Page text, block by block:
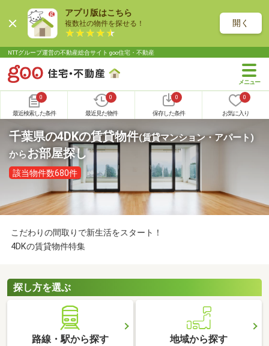
アプリ版はこちら
複数社の物件を探せる！ 開く
NTTグループ運営の不動産総合サイト goo住宅・不動産
0
最近検索した条件
0
最近見た物件
0
保存した条件
0
お気に入り
千葉県の4DKの賃貸物件(賃貸マンション・アパート)
からお部屋探し
該当物件数680件
こだわりの間取りで新生活をスタート！
4DKの賃貸物件特集
探し方を選ぶ
路線・駅から探す 地域から探す